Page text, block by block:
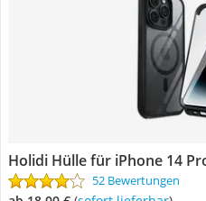
Holidi Hülle für iPhone 14
52 Bewertungen